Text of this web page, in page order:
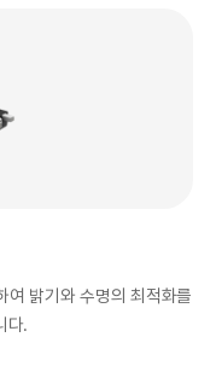
여 밝기와 수명의 최적화를
다.